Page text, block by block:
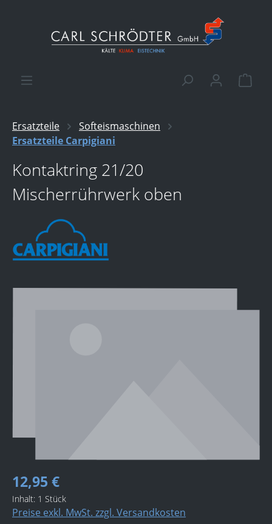
Ersatzteile
Softeismaschinen
Ersatzteile Carpigiani
Kontaktring 21/20
Mischerrührwerk oben
Bildergalerie überspringen
12,95 €
Inhalt: 1 Stück
Preise exkl. MwSt. zzgl. Versandkosten